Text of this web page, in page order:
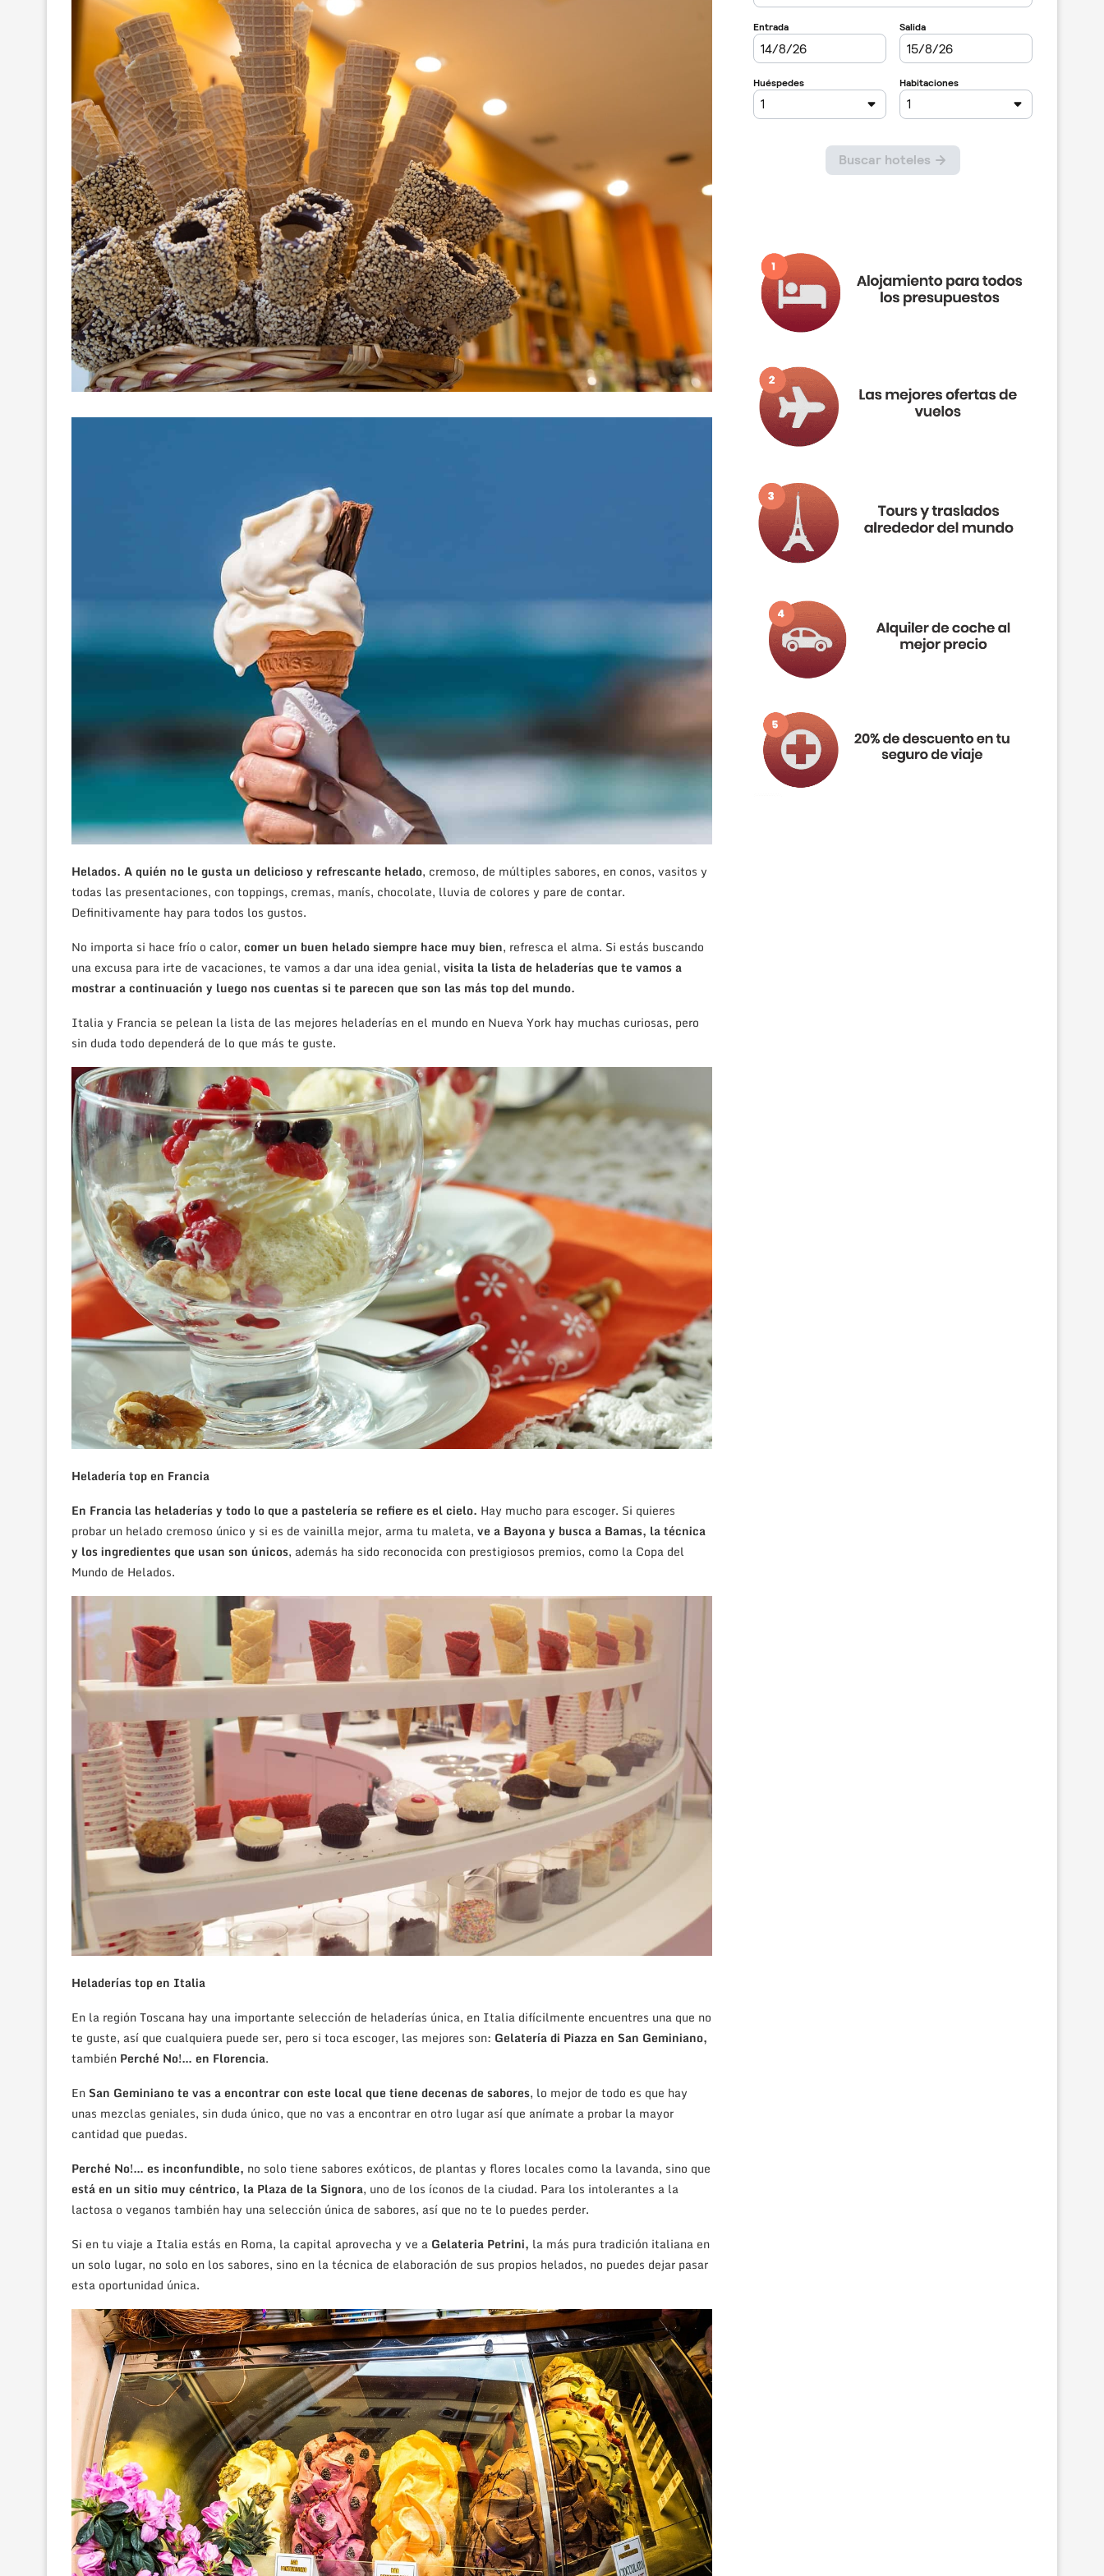
Helados. A quién no le gusta un delicioso y refrescante helado, cremoso, de múltiples sabores, en conos, vasitos y
todas las presentaciones, con toppings, cremas, manís, chocolate, lluvia de colores y pare de contar.
Definitivamente hay para todos los gustos.
No importa si hace frío o calor, comer un buen helado siempre hace muy bien, refresca el alma. Si estás buscando
una excusa para irte de vacaciones, te vamos a dar una idea genial, visita la lista de heladerías que te vamos a
mostrar a continuación y luego nos cuentas si te parecen que son las más top del mundo.
Italia y Francia se pelean la lista de las mejores heladerías en el mundo en Nueva York hay muchas curiosas, pero
sin duda todo dependerá de lo que más te guste.
Heladería top en Francia
En Francia las heladerías y todo lo que a pastelería se refiere es el cielo. Hay mucho para escoger. Si quieres
probar un helado cremoso único y si es de vainilla mejor, arma tu maleta, ve a Bayona y busca a Bamas, la técnica
y los ingredientes que usan son únicos, además ha sido reconocida con prestigiosos premios, como la Copa del
Mundo de Helados.
Heladerías top en Italia
En la región Toscana hay una importante selección de heladerías única, en Italia difícilmente encuentres una que no
te guste, así que cualquiera puede ser, pero si toca escoger, las mejores son: Gelatería di Piazza en San Geminiano,
también Perché No!… en Florencia.
En San Geminiano te vas a encontrar con este local que tiene decenas de sabores, lo mejor de todo es que hay
unas mezclas geniales, sin duda único, que no vas a encontrar en otro lugar así que anímate a probar la mayor
cantidad que puedas.
Perché No!… es inconfundible, no solo tiene sabores exóticos, de plantas y flores locales como la lavanda, sino que
está en un sitio muy céntrico, la Plaza de la Signora, uno de los íconos de la ciudad. Para los intolerantes a la
lactosa o veganos también hay una selección única de sabores, así que no te lo puedes perder.
Si en tu viaje a Italia estás en Roma, la capital aprovecha y ve a Gelateria Petrini, la más pura tradición italiana en
un solo lugar, no solo en los sabores, sino en la técnica de elaboración de sus propios helados, no puedes dejar pasar
esta oportunidad única.